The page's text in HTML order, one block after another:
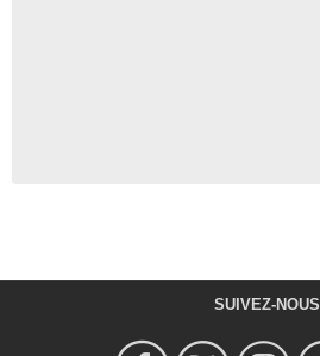
SUIVEZ-NOUS